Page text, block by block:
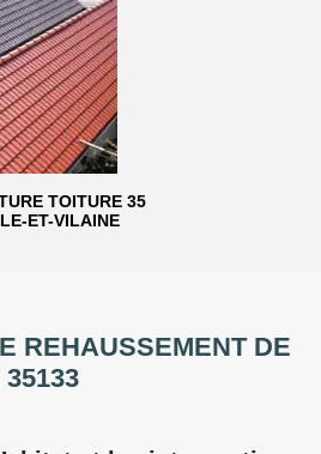
TOITURE 35
ET-VILAINE
REHAUSSEMENT DE